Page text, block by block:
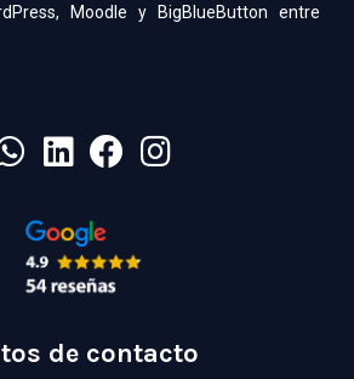
Moodle y BigBlueButton entre
de contacto